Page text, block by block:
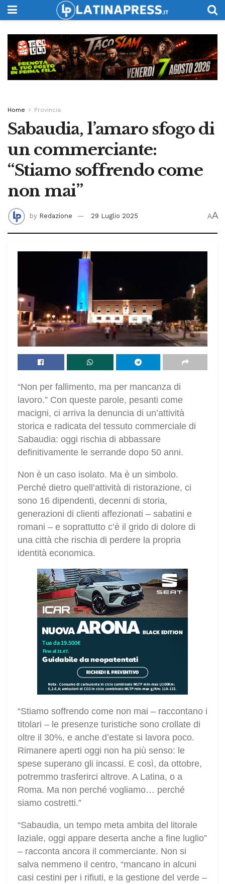
Home Provincia
Sabaudia, l’amaro sfogo di
un commerciante:
“Stiamo soffrendo come
non mai”
by Redazione 29 Luglio 2025 AA
“Non per fallimento, ma per mancanza di
lavoro.” Con queste parole, pesanti come
macigni, ci arriva la denuncia di un’attività
storica e radicata del tessuto commerciale di
Sabaudia: oggi rischia di abbassare
definitivamente le serrande dopo 50 anni.
Non è un caso isolato. Ma è un simbolo.
Perché dietro quell’attività di ristorazione, ci
sono 16 dipendenti, decenni di storia,
generazioni di clienti affezionati – sabatini e
romani – e soprattutto c’è il grido di dolore di
una città che rischia di perdere la propria
identità economica.
“Stiamo soffrendo come non mai – raccontano i
titolari – le presenze turistiche sono crollate di
oltre il 30%, e anche d’estate si lavora poco.
Rimanere aperti oggi non ha più senso: le
spese superano gli incassi. E così, da ottobre,
potremmo trasferirci altrove. A Latina, o a
Roma. Ma non perché vogliamo… perché
siamo costretti.”
“Sabaudia, un tempo meta ambita del litorale
laziale, oggi appare deserta anche a fine luglio”
– racconta ancora il commerciante. Non si
salva nemmeno il centro, “mancano in alcuni
casi cestini per i rifiuti, e la gestione del verde –